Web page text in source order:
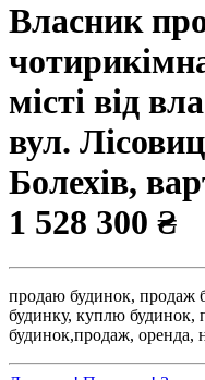
Власник
місті від
вул.
Болехів,
1 528 300 ₴
продаю будинок, продаж
будинку, куплю будинок,
будинок,продаж, оренда,